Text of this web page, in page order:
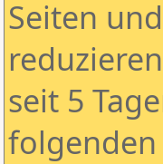
Seiten
seit 5